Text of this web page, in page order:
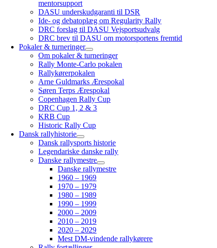
mentorsupport
DASU underskudgaranti til DSR
Ide- og debatoplæg om Regularity Rally
DRC forslag til DASU Vejsportsudvalg
DRC brev til DASU om motorsportens fremtid
Pokaler & turneringer
Om pokaler & turneringer
Rally Monte-Carlo pokalen
Rallykørerpokalen
Arne Guldmarks Ærespokal
Søren Terps Ærespokal
Copenhagen Rally Cup
DRC Cup 1, 2 & 3
KRB Cup
Historic Rally Cup
Dansk rallyhistorie
Dansk rallysports historie
Legendariske danske rally
Danske rallymestre
Danske rallymestre
1960 – 1969
1970 – 1979
1980 – 1989
1990 – 1999
2000 – 2009
2010 – 2019
2020 – 2029
Mest DM-vindende rallykørere